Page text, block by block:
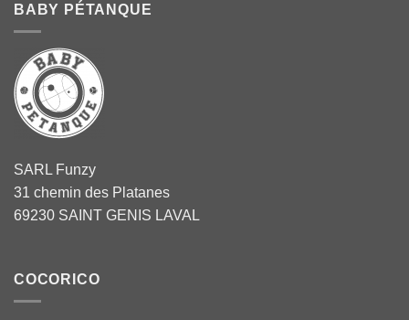
BABY PÉTANQUE
SARL Funzy
31 chemin des Platanes
69230 SAINT GENIS LAVAL
COCORICO